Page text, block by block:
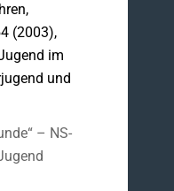
(2003),
im
und
– NS-